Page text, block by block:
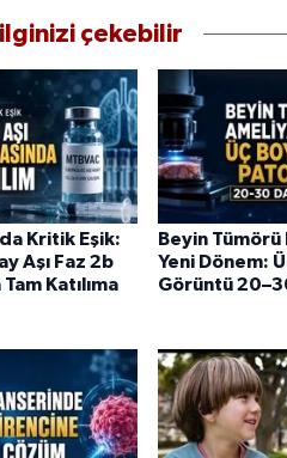
çekebilir
Kritik Eşik:
Aşı Faz 2b
Katılıma
Beyin
Yeni Dönem:
Görüntü